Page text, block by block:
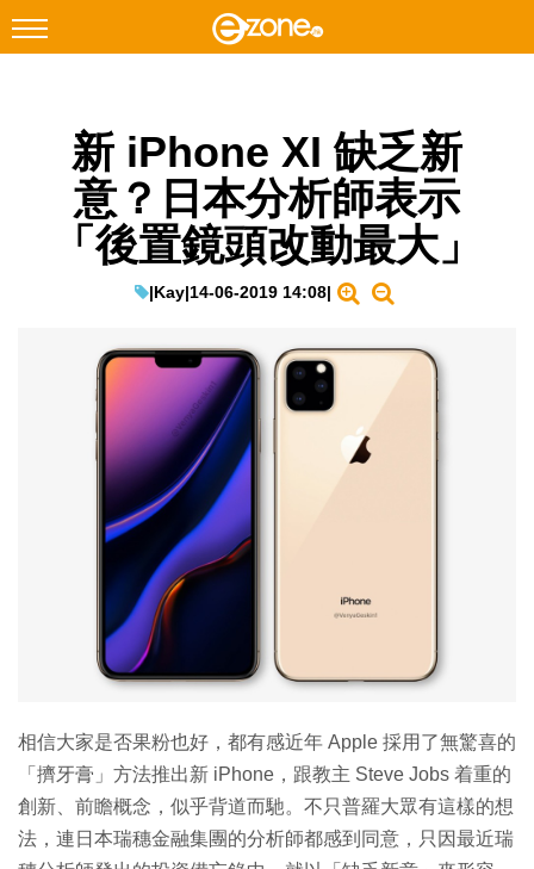
Facebook Instagram
科技焦點
生成式AI與雲端應用
Enterprise Digital Transformation
新 iPhone XI 缺乏新
意？日本分析師表示
「後置鏡頭改動最大」
|Kay|14-06-2019 14:08|
相信大家是否果粉也好，都有感近年 Apple 採用了無驚喜的
「擠牙膏」方法推出新 iPhone，跟教主 Steve Jobs 着重的
創新、前瞻概念，似乎背道而馳。不只普羅大眾有這樣的想
法，連日本瑞穗金融集團的分析師都感到同意，只因最近瑞